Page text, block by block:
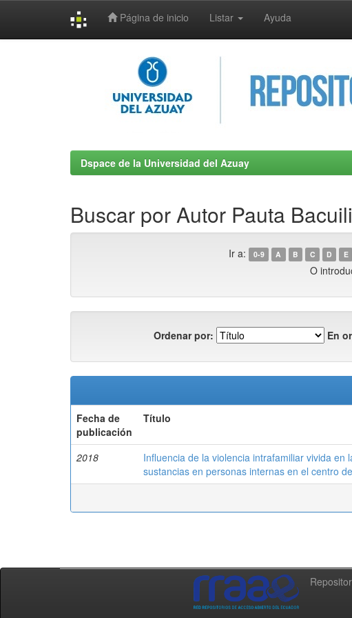
Página de inicio Listar Ayuda
Dspace de la Universidad del Azuay
Buscar por Autor Pauta
Ir a: 0-9 A B C D E
O
Ordenar por: En
Fecha de
publicación
Título
2018
Influencia de la violencia intrafamiliar vivida
sustancias en personas internas en el centro